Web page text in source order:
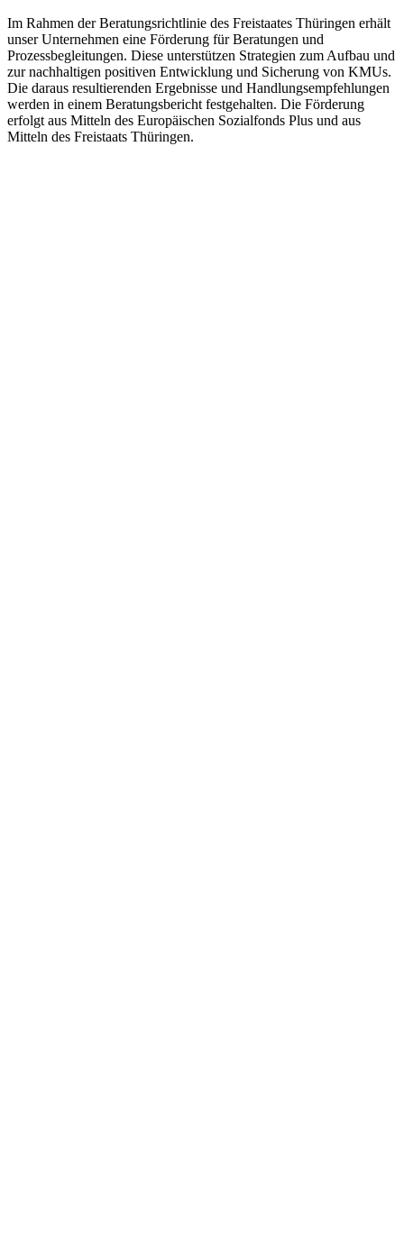
Im Rahmen der Beratungsrichtlinie des Freistaates Thüringen erhält
unser Unternehmen eine Förderung für Beratungen und
Prozessbegleitungen. Diese unterstützen Strategien zum Aufbau und
zur nachhaltigen positiven Entwicklung und Sicherung von KMUs.
Die daraus resultierenden Ergebnisse und Handlungsempfehlungen
werden in einem Beratungsbericht festgehalten. Die Förderung
erfolgt aus Mitteln des Europäischen Sozialfonds Plus und aus
Mitteln des Freistaats Thüringen.